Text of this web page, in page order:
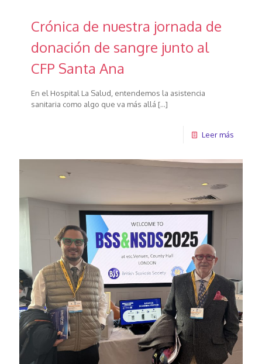
Crónica de nuestra jornada de
donación de sangre junto al
CFP Santa Ana
En el Hospital La Salud, entendemos la asistencia
sanitaria como algo que va más allá […]
Leer más